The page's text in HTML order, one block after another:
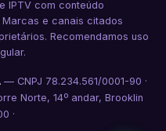
IPTV com conteúdo
e canais citados
Recomendamos uso
— CNPJ 78.234.561/0001-90 ·
Norte, 14º andar, Brooklin
·